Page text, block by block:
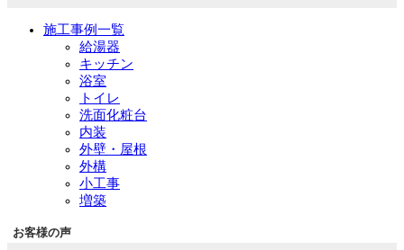
施工事例一覧
給湯器
キッチン
浴室
トイレ
洗面化粧台
内装
外壁・屋根
外構
小工事
増築
お客様の声